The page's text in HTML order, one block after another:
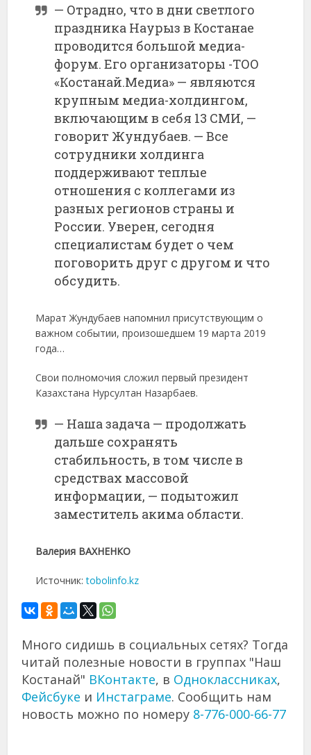
— Отрадно, что в дни светлого
праздника Наурыз в Костанае
проводится большой медиа-
форум. Его организаторы -ТОО
«Костанай.Медиа» — являются
крупным медиа-холдингом,
включающим в себя 13 СМИ, —
говорит Жундубаев. — Все
сотрудники холдинга
поддерживают теплые
отношения с коллегами из
разных регионов страны и
России. Уверен, сегодня
специалистам будет о чем
поговорить друг с другом и что
обсудить.
Марат Жундубаев напомнил присутствующим о
важном событии, произошедшем 19 марта 2019
года…
Свои полномочия сложил первый президент
Казахстана Нурсултан Назарбаев.
— Наша задача — продолжать
дальше сохранять
стабильность, в том числе в
средствах массовой
информации, — подытожил
заместитель акима области.
Валерия ВАХНЕНКО
Источник:tobolinfo.kz
Много сидишь в социальных сетях? Тогда
читай полезные новости в группах "Наш
Костанай" ВКонтакте, в Одноклассниках,
Фейсбуке и Инстаграме. Сообщить нам
новость можно по номеру 8-776-000-66-77